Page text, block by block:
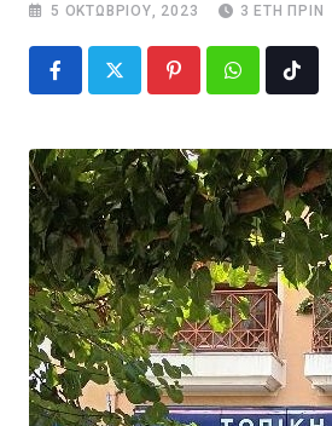
5 ΟΚΤΩΒΡΊΟΥ, 2023 3 ΈΤΗ ΠΡΙΝ
PinterestWhatsappTiktok